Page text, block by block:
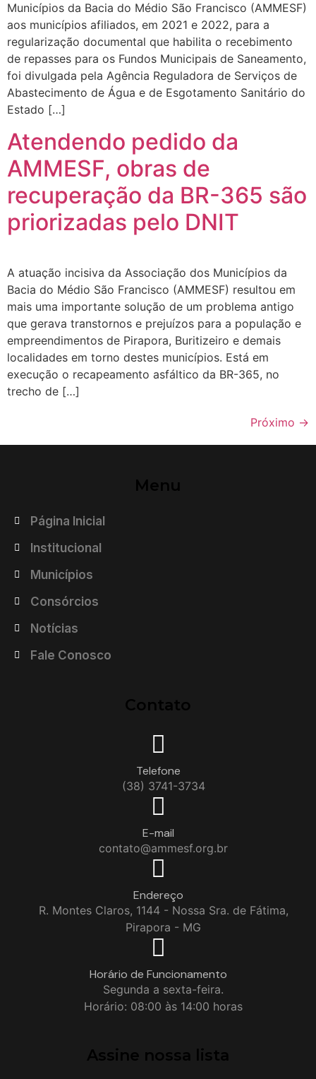
Municípios da Bacia do Médio São Francisco (AMMESF)
aos municípios afiliados, em 2021 e 2022, para a
regularização documental que habilita o recebimento
de repasses para os Fundos Municipais de Saneamento,
foi divulgada pela Agência Reguladora de Serviços de
Abastecimento de Água e de Esgotamento Sanitário do
Estado […]
Atendendo pedido da
AMMESF, obras de
recuperação da BR-365 são
priorizadas pelo DNIT
A atuação incisiva da Associação dos Municípios da
Bacia do Médio São Francisco (AMMESF) resultou em
mais uma importante solução de um problema antigo
que gerava transtornos e prejuízos para a população e
empreendimentos de Pirapora, Buritizeiro e demais
localidades em torno destes municípios. Está em
execução o recapeamento asfáltico da BR-365, no
trecho de […]
Próximo →
Menu
Página Inicial
Institucional
Municípios
Consórcios
Notícias
Fale Conosco
Contato
Telefone
(38) 3741-3734
E-mail
contato@ammesf.org.br
Endereço
R. Montes Claros, 1144 - Nossa Sra. de Fátima,
Pirapora - MG
Horário de Funcionamento
Segunda a sexta-feira.
Horário: 08:00 às 14:00 horas
Assine nossa lista